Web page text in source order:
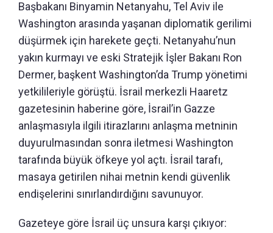
Başbakanı Binyamin Netanyahu, Tel Aviv ile
Washington arasında yaşanan diplomatik gerilimi
düşürmek için harekete geçti. Netanyahu’nun
yakın kurmayı ve eski Stratejik İşler Bakanı Ron
Dermer, başkent Washington’da Trump yönetimi
yetkilileriyle görüştü. İsrail merkezli Haaretz
gazetesinin haberine göre, İsrail’in Gazze
anlaşmasıyla ilgili itirazlarını anlaşma metninin
duyurulmasından sonra iletmesi Washington
tarafında büyük öfkeye yol açtı. İsrail tarafı,
masaya getirilen nihai metnin kendi güvenlik
endişelerini sınırlandırdığını savunuyor.
Gazeteye göre İsrail üç unsura karşı çıkıyor: